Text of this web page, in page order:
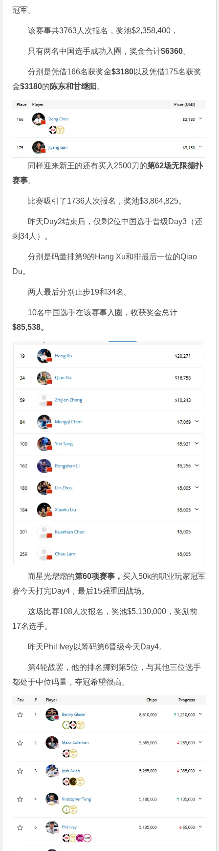
冠军。
该赛事共3763人次报名，奖池$2,358,400，
只有两名中国选手成功入圈，奖金合计$6360。
分别是凭借166名获奖金$3180以及凭借175名获奖
金$3180的陈东和甘继阳 。
同样迎来新王的还有买入2500刀的第62场无限德扑
赛事。
比赛吸引了1736人次报名，奖池$3,864,825。
昨天Day2结束后，仅剩2位中国选手晋级Day3（还
剩34人）。
分别是码量排第9的Hang Xu和排最后一位的Qiao
Du。
两人最后分别止步19和34名。
10名中国选手在该赛事入圈，收获奖金总计
$85,538。
而星光熠熠的第60项赛事，买入50k的职业玩家冠军
赛今天打完Day4，最后15强重回战场。
这场比赛108人次报名，奖池$5,130,000，奖励前
17名选手。
昨天Phil Ivey以筹码第6晋级今天Day4。
第4轮战罢，他的排名挪到第5位，与其他三位选手
都处于中位码量，夺冠希望很高。